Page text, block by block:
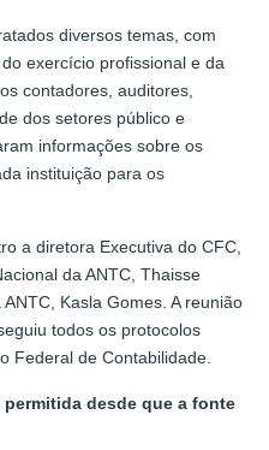
diversos temas, com
exercício profissional e da
contadores, auditores,
dos setores público e
informações sobre os
instituição para os
a diretora Executiva do CFC,
da ANTC, Thaisse
Kasla Gomes. A reunião
todos os protocolos
Federal de Contabilidade.
desde que a fonte